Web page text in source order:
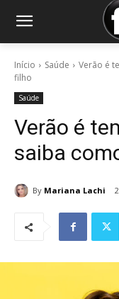
Início Saúde
Verão é
filho
Saúde
Verão é
saiba
By Mariana Lachi